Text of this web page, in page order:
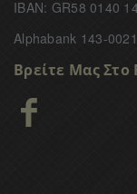
IBAN: GR58 0140
Alphabank 143-
Βρείτε Μας Στο